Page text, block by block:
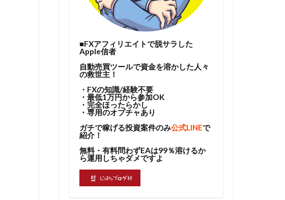
■FXアフィリエイトで脱サラした
Apple信者
自動売買ツールで資金を溶かした人々
の救世主！
・FXの知識/経験不要
・最低1万円から参加OK
・完全ほったらかし
・専用のオプチャあり
ガチで稼げる投資案件のみ公式LINEで
紹介！
無料・有料問わずEAは99％溶けるか
ら運用しちゃダメですよ